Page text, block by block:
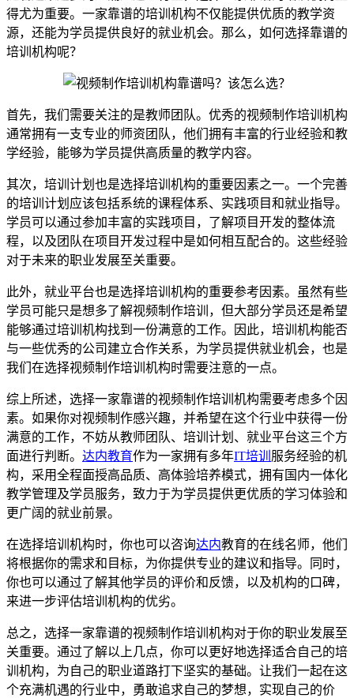
得尤为重要。一家靠谱的培训机构不仅能提供优质的教学资
源，还能为学员提供良好的就业机会。那么，如何选择靠谱的
培训机构呢？
首先，我们需要关注的是教师团队。优秀的视频制作培训机构
通常拥有一支专业的师资团队，他们拥有丰富的行业经验和教
学经验，能够为学员提供高质量的教学内容。
其次，培训计划也是选择培训机构的重要因素之一。一个完善
的培训计划应该包括系统的课程体系、实践项目和就业指导。
学员可以通过参加丰富的实践项目，了解项目开发的整体流
程，以及团队在项目开发过程中是如何相互配合的。这些经验
对于未来的职业发展至关重要。
此外，就业平台也是选择培训机构的重要参考因素。虽然有些
学员可能只是想多了解视频制作培训，但大部分学员还是希望
能够通过培训机构找到一份满意的工作。因此，培训机构能否
与一些优秀的公司建立合作关系，为学员提供就业机会，也是
我们在选择视频制作培训机构时需要注意的一点。
综上所述，选择一家靠谱的视频制作培训机构需要考虑多个因
素。如果你对视频制作感兴趣，并希望在这个行业中获得一份
满意的工作，不妨从教师团队、培训计划、就业平台这三个方
面进行判断。 达内教育作为一家拥有多年IT培训 服务经验的机
构，采用全程面授高品质、高体验培养模式，拥有国内一体化
教学管理及学员服务，致力于为学员提供更优质的学习体验和
更广阔的就业前景。
在选择培训机构时，你也可以咨询达内教育的在线名师，他们
将根据你的需求和目标，为你提供专业的建议和指导。同时，
你也可以通过了解其他学员的评价和反馈，以及机构的口碑，
来进一步评估培训机构的优劣。
总之，选择一家靠谱的视频制作培训机构对于你的职业发展至
关重要。通过了解以上几点，你可以更好地选择适合自己的培
训机构，为自己的职业道路打下坚实的基础。让我们一起在这
个充满机遇的行业中，勇敢追求自己的梦想，实现自己的价